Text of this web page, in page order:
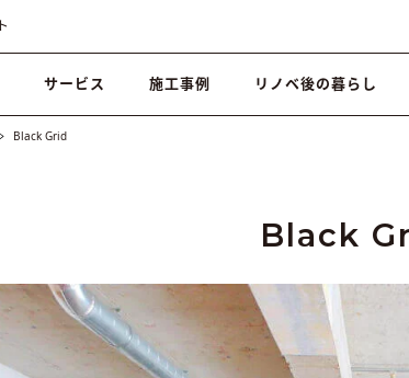
サービス 施工事例 リノベ後の暮らし
Black Grid
Black